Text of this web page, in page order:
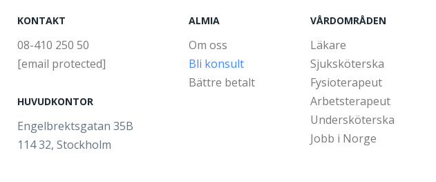
KONTAKT
08-410 250 50
[email protected]
HUVUDKONTOR
Engelbrektsgatan 35B
114 32, Stockholm
ALMIA
Om oss
Bli konsult
Bättre betalt
VÅRDOMRÅDEN
Läkare
Sjuksköterska
Fysioterapeut
Arbetsterapeut
Undersköterska
Jobb i Norge